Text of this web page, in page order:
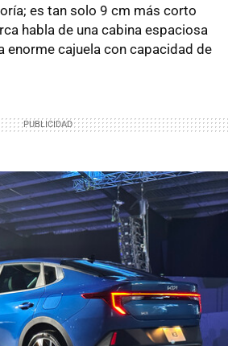
es tan solo 9 cm más corto
habla de una cabina espaciosa
enorme cajuela con capacidad de